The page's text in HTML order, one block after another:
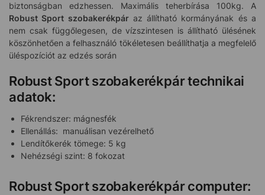
biztonságban edzhessen. Maximális teherbírása 100kg. A
Robust Sport szobakerékpáraz állítható kormányának és a
nem csak függőlegesen, de vízszintesen is állítható ülésének
köszönhetően a felhasználó tökéletesen beállíthatja a megfelelő
üléspozíciót az edzés során
Robust Sport szobakerékpár technikai
adatok:
Fékrendszer: mágnesfék
Ellenállás: manuálisan vezérelhető
Lendítőkerék tömege: 5 kg
Nehézségi szint: 8 fokozat
Robust Sport szobakerékpár computer: